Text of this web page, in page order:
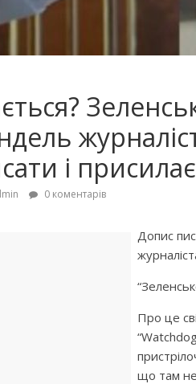
і
0 коментарів
Допис
Про це
що там